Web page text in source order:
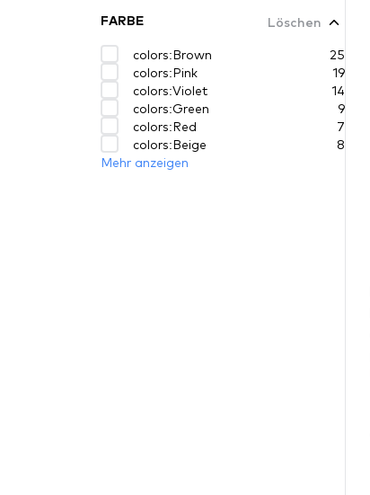
FARBE
Löschen
colors:Brown
25
colors:Pink
19
colors:Violet
14
colors:Green
9
colors:Red
7
colors:Beige
8
Mehr anzeigen